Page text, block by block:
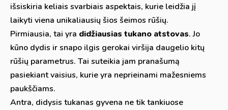
išsiskiria keliais svarbiais aspektais, kurie leidžia jį
laikyti viena unikaliausių šios šeimos rūšių.
Pirmiausia, tai yra didžiausias tukano atstovas. Jo
kūno dydis ir snapo ilgis gerokai viršija daugelio kitų
rūšių parametrus. Tai suteikia jam pranašumą
pasiekiant vaisius, kurie yra neprieinami mažesniems
paukščiams.
Antra, didysis tukanas gyvena ne tik tankiuose